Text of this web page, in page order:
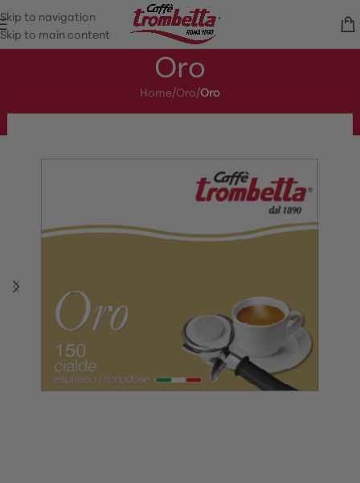
Skip to navigation
Skip to main content
Oro
Home/Oro/Oro